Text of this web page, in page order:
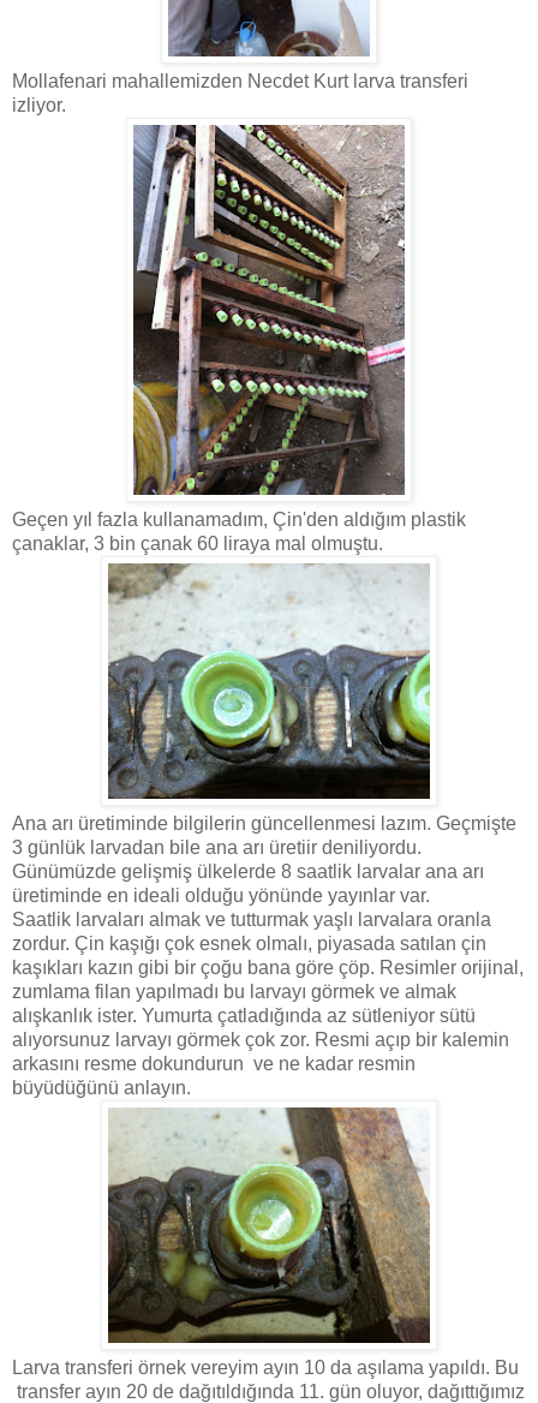
Mollafenari mahallemizden Necdet Kurt larva transferi
izliyor.
Geçen yıl fazla kullanamadım, Çin'den aldığım plastik
çanaklar, 3 bin çanak 60 liraya mal olmuştu.
Ana arı üretiminde bilgilerin güncellenmesi lazım. Geçmişte
3 günlük larvadan bile ana arı üretiir deniliyordu.
Günümüzde gelişmiş ülkelerde 8 saatlik larvalar ana arı
üretiminde en ideali olduğu yönünde yayınlar var.
Saatlik larvaları almak ve tutturmak yaşlı larvalara oranla
zordur. Çin kaşığı çok esnek olmalı, piyasada satılan çin
kaşıkları kazın gibi bir çoğu bana göre çöp. Resimler orijinal,
zumlama filan yapılmadı bu larvayı görmek ve almak
alışkanlık ister. Yumurta çatladığında az sütleniyor sütü
alıyorsunuz larvayı görmek çok zor. Resmi açıp bir kalemin
arkasını resme dokundurun ve ne kadar resmin
büyüdüğünü anlayın.
Larva transferi örnek vereyim ayın 10 da aşılama yapıldı. Bu
transfer ayın 20 de dağıtıldığında 11. gün oluyor, dağıttığımız